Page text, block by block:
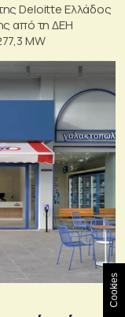
Deloitte Ελλάδος
από τη ΔΕΗ
MW
Cookies